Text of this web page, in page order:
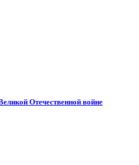
Отечественной войне